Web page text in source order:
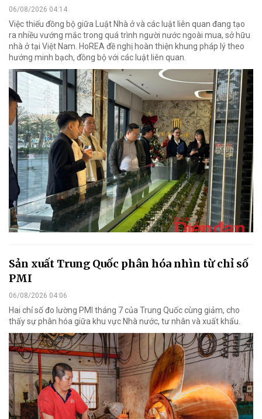
06/08/2026 04:14
Việc thiếu đồng bộ giữa Luật Nhà ở và các luật liên quan đang tạo
ra nhiều vướng mắc trong quá trình người nước ngoài mua, sở hữu
nhà ở tại Việt Nam. HoREA đề nghị hoàn thiện khung pháp lý theo
hướng minh bạch, đồng bộ với các luật liên quan.
Sản xuất Trung Quốc phân hóa nhìn từ chỉ số
PMI
06/08/2026 04:06
Hai chỉ số đo lường PMI tháng 7 của Trung Quốc cùng giảm, cho
thấy sự phân hóa giữa khu vực Nhà nước, tư nhân và xuất khẩu.